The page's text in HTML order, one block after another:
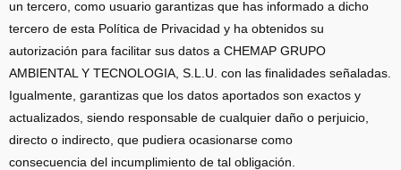
un tercero, como usuario garantizas que has informado a dicho
tercero de esta Política de Privacidad y ha obtenidos su
autorización para facilitar sus datos a CHEMAP GRUPO
AMBIENTAL Y TECNOLOGIA, S.L.U. con las finalidades señaladas.
Igualmente, garantizas que los datos aportados son exactos y
actualizados, siendo responsable de cualquier daño o perjuicio,
directo o indirecto, que pudiera ocasionarse como
consecuencia del incumplimiento de tal obligación.